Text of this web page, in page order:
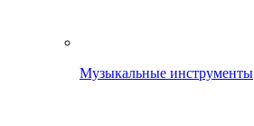
Музыкальные инструменты